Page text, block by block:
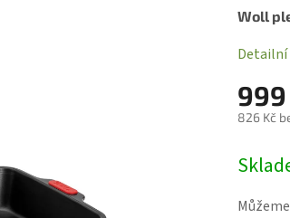
999
826 Kč
cena:
Woll